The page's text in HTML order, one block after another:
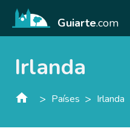
Guiarte.com
Irlanda
> Países > Irlanda